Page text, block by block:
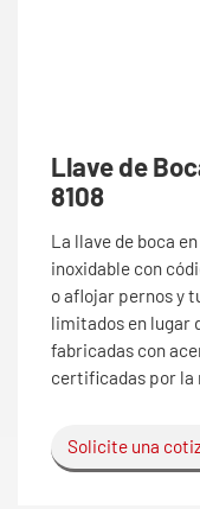
Llave de
8108
La llave de boca
inoxidable con
o aflojar pernos y
limitados en lugar
fabricadas con
certificadas por la
Solicite una